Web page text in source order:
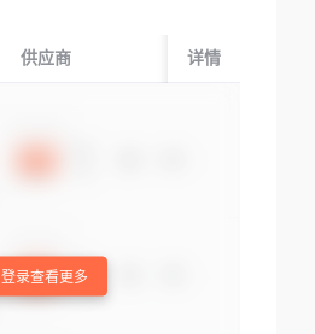
供应商 起运国/地区
详情
登录查看更多